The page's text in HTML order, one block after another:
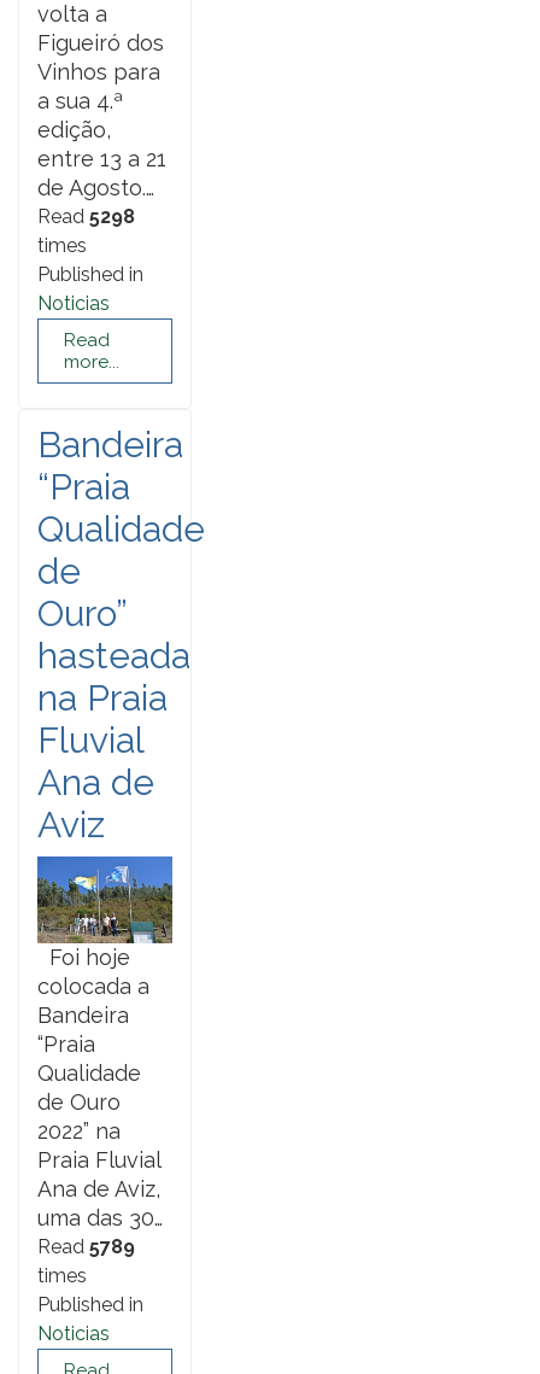
volta a
Figueiró dos
Vinhos para
a sua 4.ª
edição,
entre 13 a 21
de Agosto.…
Read 5298
times
Published in
Noticias
Read
more...
Bandeira
“Praia
Qualidade
de
Ouro”
hasteada
na Praia
Fluvial
Ana de
Aviz
Foi hoje
colocada a
Bandeira
“Praia
Qualidade
de Ouro
2022” na
Praia Fluvial
Ana de Aviz,
uma das 30…
Read 5789
times
Published in
Noticias